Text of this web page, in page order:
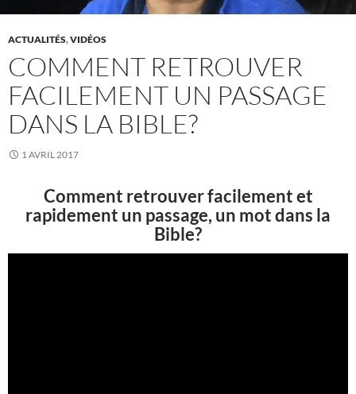
ACTUALITÉS,VIDÉOS
COMMENT RETROUVER
FACILEMENT UN PASSAGE
DANS LA BIBLE?
1 AVRIL 2017
Comment retrouver facilement et
rapidement un passage, un mot dans la
Bible?